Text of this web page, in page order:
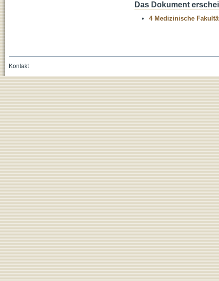
Das Dokument
4 Medizinische
Kontakt